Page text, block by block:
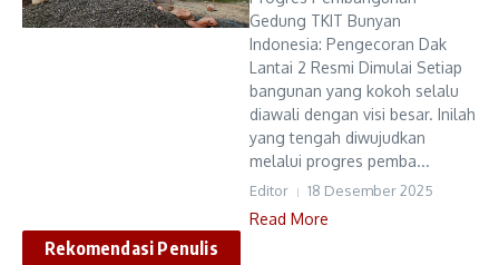
Gedung TKIT Bunyan
Indonesia: Pengecoran Dak
Lantai 2 Resmi Dimulai Setiap
bangunan yang kokoh selalu
diawali dengan visi besar. Inilah
yang tengah diwujudkan
melalui progres pemba...
Editor 18 Desember 2025
Read More
Rekomendasi Penulis